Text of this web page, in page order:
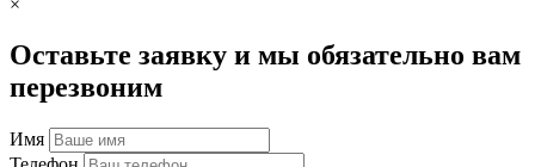
×
Оставьте заявку и мы обязательно вам
перезвоним
Имя